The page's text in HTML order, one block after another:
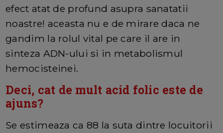
efect atat de profund asupra sanatatii
noastre! aceasta nu e de mirare daca ne
gandim la rolul vital pe care il are in
sinteza ADN-ului si in metabolismul
hemocisteinei.
Deci, cat de mult acid folic este de
ajuns?
Se estimeaza ca 88 la suta dintre locuitorii